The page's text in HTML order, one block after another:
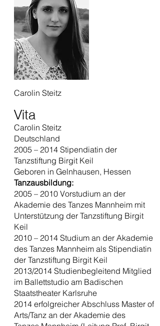
Carolin Steitz
Vita
Carolin Steitz
Deutschland
2005 – 2014 Stipendiatin der
Tanzstiftung Birgit Keil
Geboren in Gelnhausen, Hessen
Tanzausbildung:
2005 – 2010 Vorstudium an der
Akademie des Tanzes Mannheim mit
Unterstützung der Tanzstiftung Birgit
Keil
2010 – 2014 Studium an der Akademie
des Tanzes Mannheim als Stipendiatin
der Tanzstiftung Birgit Keil
2013/2014 Studienbegleitend Mitglied
im Ballettstudio am Badischen
Staatstheater Karlsruhe
2014 erfolgreicher Abschluss Master of
Arts/Tanz an der Akademie des